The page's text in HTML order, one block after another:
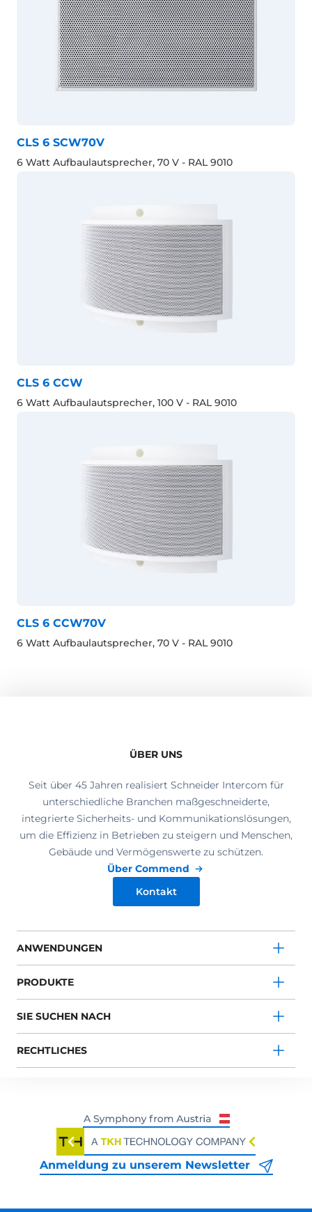
CLS 6 SCW70V
6 Watt Aufbaulautsprecher, 70 V - RAL 9010
CLS 6 CCW
6 Watt Aufbaulautsprecher, 100 V - RAL 9010
CLS 6 CCW70V
6 Watt Aufbaulautsprecher, 70 V - RAL 9010
ÜBER UNS
Seit über 45 Jahren realisiert Schneider Intercom für
unterschiedliche Branchen maßgeschneiderte,
integrierte Sicherheits- und Kommunikationslösungen,
um die Effizienz in Betrieben zu steigern und Menschen,
Gebäude und Vermögenswerte zu schützen.
Über Commend
Kontakt
ANWENDUNGEN
PRODUKTE
SIE SUCHEN NACH
RECHTLICHES
Anmeldung zu unserem Newsletter